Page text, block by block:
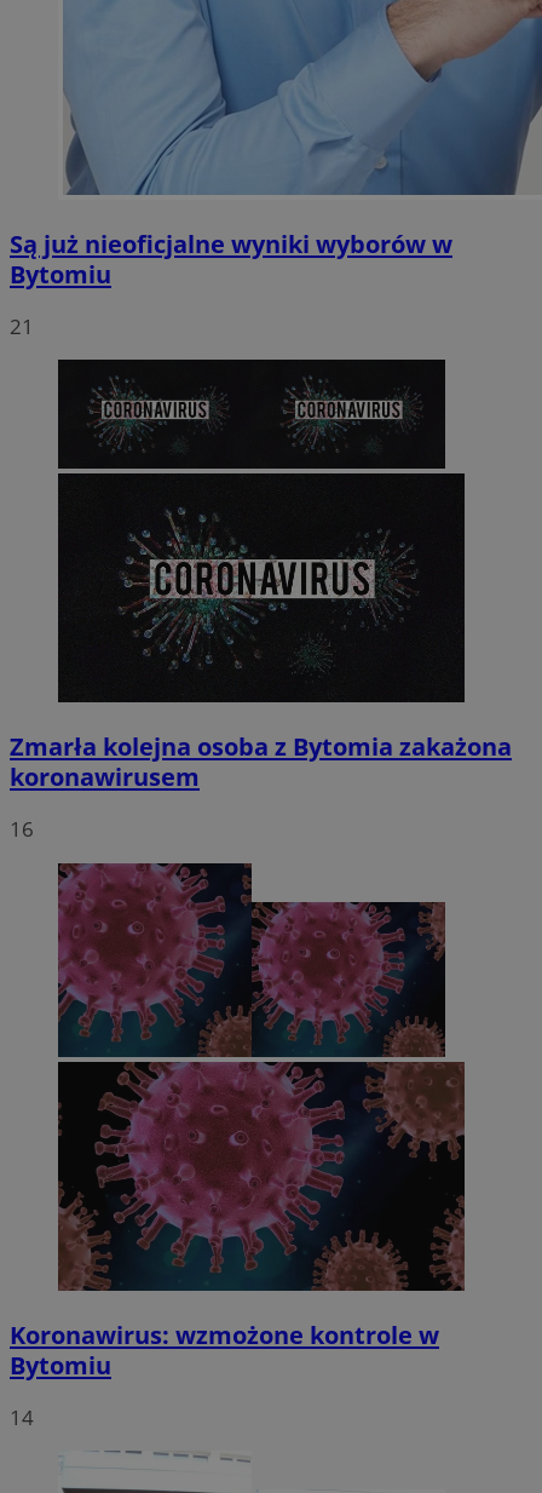
Są już nieoficjalne wyniki wyborów w
Bytomiu
21
Zmarła kolejna osoba z Bytomia zakażona
koronawirusem
16
Koronawirus: wzmożone kontrole w
Bytomiu
14